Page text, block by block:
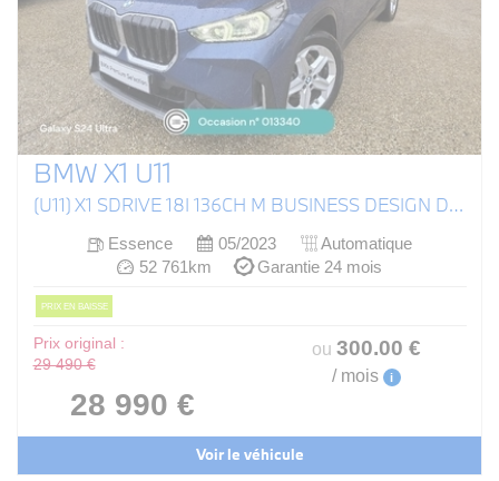
BMW X1 U11
(U11) X1 SDRIVE 18I 136CH M BUSINESS DESIGN DKG7
Essence 05/2023
Automatique
52 761km
Garantie 24 mois
PRIX EN BAISSE
Prix original :
29 490 €
28 990 €
ou 300.00 €
/ mois i
Voir le véhicule